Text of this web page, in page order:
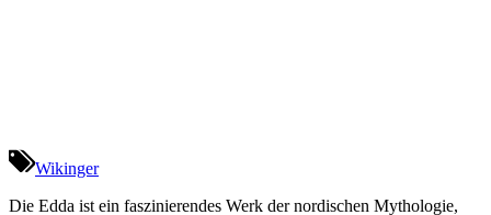
Wikinger
Die Edda ist ein faszinierendes Werk der nordischen Mythologie,